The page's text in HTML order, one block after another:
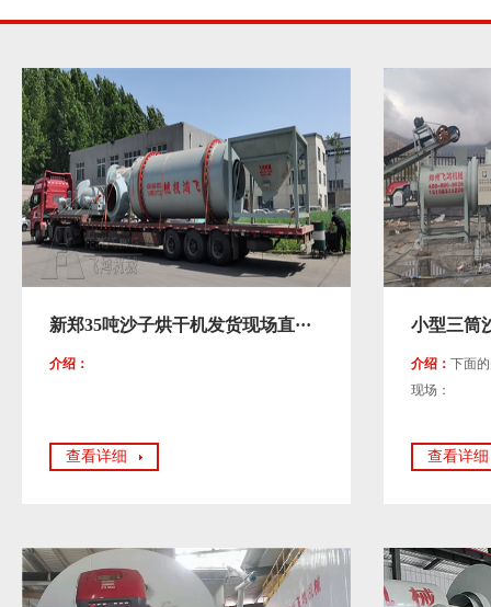
新郑35吨沙子烘干机发货现场直···
介绍：
查看详细
小型三筒
介绍： 下面
现场：
查看详细